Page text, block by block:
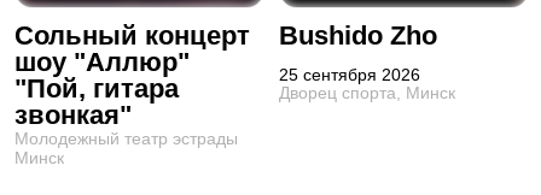
Сольный концерт
шоу "Аллюр"
"Пой, гитара
звонкая"
Молодежный театр эстрады
Минск
Bushido Zho
25 сентября 2026
Дворец спорта, Минск